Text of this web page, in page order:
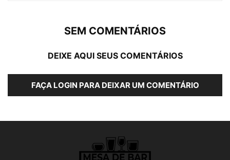
SEM COMENTÁRIOS
DEIXE AQUI SEUS COMENTÁRIOS
FAÇA LOGIN PARA DEIXAR UM COMENTÁRIO